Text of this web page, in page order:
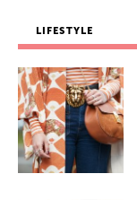
LIFESTYLE